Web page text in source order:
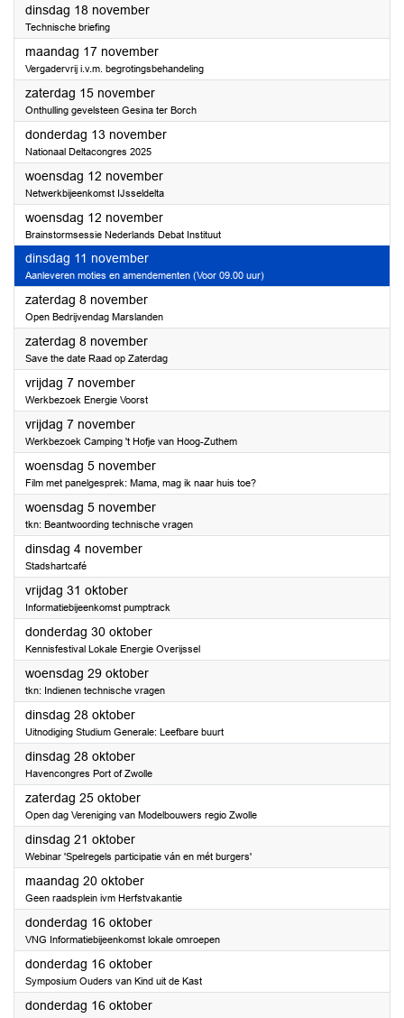
dinsdag 18 november2025
Technische briefing
maandag 17 november2025
Vergadervrij i.v.m. begrotingsbehandeling
zaterdag 15 november2025
Onthulling gevelsteen Gesina ter Borch
donderdag 13 november2025
Nationaal Deltacongres 2025
woensdag 12 november2025
Netwerkbijeenkomst IJsseldelta
woensdag 12 november2025
Brainstormsessie Nederlands Debat Instituut
dinsdag 11 november2025
Aanleveren moties en amendementen (Voor 09.00 uur)
zaterdag 8 november2025
Open Bedrijvendag Marslanden
zaterdag 8 november2025
Save the date Raad op Zaterdag
vrijdag 7 november2025
Werkbezoek Energie Voorst
vrijdag 7 november2025
Werkbezoek Camping 't Hofje van Hoog-Zuthem
woensdag 5 november2025
Film met panelgesprek: Mama, mag ik naar huis toe?
woensdag 5 november2025
tkn: Beantwoording technische vragen
dinsdag 4 november2025
Stadshartcafé
vrijdag 31 oktober2025
Informatiebijeenkomst pumptrack
donderdag 30 oktober2025
Kennisfestival Lokale Energie Overijssel
woensdag 29 oktober2025
tkn: Indienen technische vragen
dinsdag 28 oktober2025
Uitnodiging Studium Generale: Leefbare buurt
dinsdag 28 oktober2025
Havencongres Port of Zwolle
zaterdag 25 oktober2025
Open dag Vereniging van Modelbouwers regio Zwolle
dinsdag 21 oktober2025
Webinar 'Spelregels participatie ván en mét burgers'
maandag 20 oktober2025
Geen raadsplein ivm Herfstvakantie
donderdag 16 oktober2025
VNG Informatiebijeenkomst lokale omroepen
donderdag 16 oktober2025
Symposium Ouders van Kind uit de Kast
donderdag 16 oktober2025